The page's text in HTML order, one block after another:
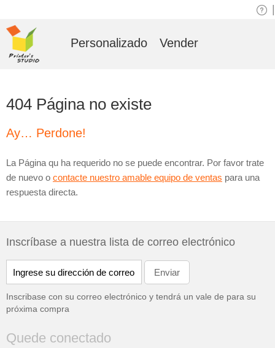
404 Página no existe
Ay… Perdone!
La Página qu ha requerido no se puede encontrar. Por favor trate
de nuevo o contacte nuestro amable equipo de ventas para una
respuesta directa.
Inscríbase a nuestra lista de correo electrónico
Inscribase con su correo electrónico y tendrá un vale de para su
próxima compra
Quede conectado
Personalizado Vender